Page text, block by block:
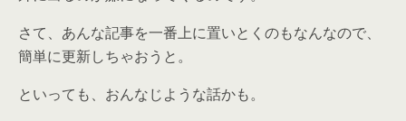
さて、あんな記事を一番上に置いとくのもなんなので、
簡単に更新しちゃおうと。
といっても、おんなじような話かも。